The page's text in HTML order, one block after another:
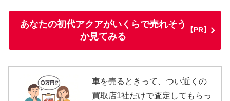
あなたの初代アクアがいくらで売れそう
か見てみる
【PR】
車を売るときって、つい近くの
買取店1社だけで査定してもらっ